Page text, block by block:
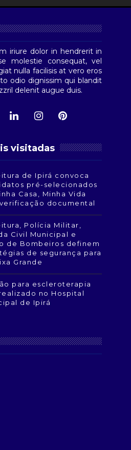
iriure dolor in hendrerit in
molestie consequat, vel
nulla facilisis at vero eros
odio dignissim qui blandit
delenit augue duis.
visitadas
de Ipirá convoca
pré-selecionados
Casa, Minha Vida
documental
Polícia Militar,
Civil Municipal e
de Bombeiros definem
de segurança para
Grande
para escleroterapia
no Hospital
de Ipirá